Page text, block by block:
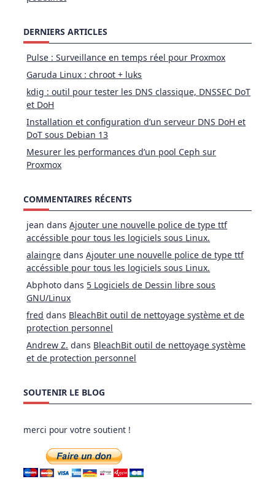
DERNIERS ARTICLES
Pulse : Surveillance en temps réel pour Proxmox
Garuda Linux : chroot + luks
kdig : outil pour tester les DNS classique, DNSSEC DoT
et DoH
Installation et configuration d’un serveur DNS DoH et
DoT sous Debian 13
Mesurer les performances d’un pool Ceph sur
Proxmox
COMMENTAIRES RÉCENTS
jean dansAjouter une nouvelle police de type ttf
accéssible pour tous les logiciels sous Linux.
alaingre dansAjouter une nouvelle police de type ttf
accéssible pour tous les logiciels sous Linux.
Abphoto dans 5 Logiciels de Dessin libre sous
GNU/Linux
fred dans BleachBit outil de nettoyage système et de
protection personnel
Andrew Z. dans BleachBit outil de nettoyage système
et de protection personnel
SOUTENIR LE BLOG
merci pour votre soutient !